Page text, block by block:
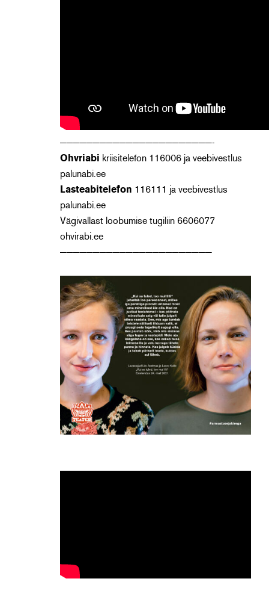
———————————————————————-
Ohvriabi kriisitelefon 116006 ja veebivestlus
palunabi.ee
Lasteabitelefon 116111 ja veebivestlus
palunabi.ee
Vägivallast loobumise tugiliin 6606077
ohvirabi.ee
———————————————————————